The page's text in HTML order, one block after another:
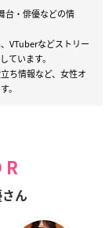
台・俳優などの情
VTuberなどストリー
ています。
ち情報など、女性オ
。
ん